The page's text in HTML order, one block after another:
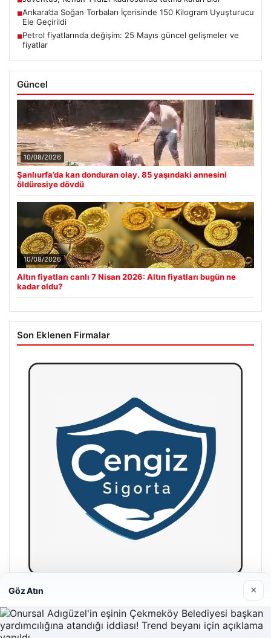
■Ankara’da Soğan Torbaları İçerisinde 150 Kilogram Uyuşturucu
Ele Geçirildi
■Petrol fiyatlarında değişim: 25 Mayıs güncel gelişmeler ve
fiyatlar
Güncel
10/08/2026
Şanlıurfa’da kan donduran olay. 85 yaşındaki annesini
öldüresiye dövdü
10/08/2026
Altın fiyatları canlı 7 Nisan 2026: Altın fiyatları bugün ne
kadar oldu?
Son Eklenen Firmalar
26/05/2026
Göz Atın ×